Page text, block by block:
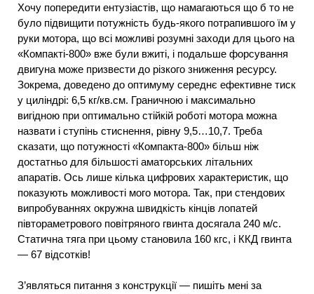
Хочу попередити ентузіастів, що намагаються що б то не
було підвищити потужність будь-якого потрапившого їм у
руки мотора, що всі можливі розумні заходи для цього на
«Компакті-800» вже були вжиті, і подальше форсування
двигуна може призвести до різкого зниження ресурсу.
Зокрема, доведено до оптимуму середнє ефективне тиск
у циліндрі: 6,5 кг/кв.см. Граничною і максимально
вигідною при оптимально стійкій роботі мотора можна
назвати і ступінь стиснення, рівну 9,5…10,7. Треба
сказати, що потужності «Компакта-800» більш ніж
достатньо для більшості аматорських літальних
апаратів. Ось лише кілька цифрових характеристик, що
показують можливості мого мотора. Так, при стендових
випробуваннях окружна швидкість кінців лопатей
півтораметрового повітряного гвинта досягала 240 м/с.
Статична тяга при цьому становила 160 кгс, і ККД гвинта
— 67 відсотків!
З’являться питання з конструкції — пишіть мені за